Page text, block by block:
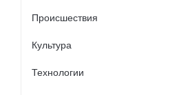
Происшествия
Культура
Технологии